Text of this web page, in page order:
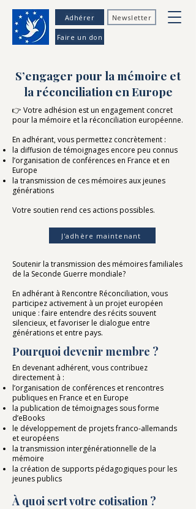
Newsletter
Adhérer
Faire un don
S’engager pour la mémoire et
la réconciliation en Europe
👉 Votre adhésion est un engagement concret
pour la mémoire et la réconciliation européenne.
En adhérant, vous permettez concrètement :
la diffusion de témoignages encore peu connus
l’organisation de conférences en France et en
Europe
la transmission de ces mémoires aux jeunes
générations
Votre soutien rend ces actions possibles.
J'adhère maintenant
​Soutenir la transmission des mémoires familiales
de la Seconde Guerre mondiale?
En adhérant à Rencontre Réconciliation, vous
participez activement à un projet européen
unique : faire entendre des récits souvent
silencieux, et favoriser le dialogue entre
générations et entre pays.
Pourquoi devenir membre ?
En devenant adhérent, vous contribuez
directement à :
l’organisation de conférences et rencontres
publiques en France et en Europe
la publication de témoignages sous forme
d’eBooks
le développement de projets franco-allemands
et européens
la transmission intergénérationnelle de la
mémoire
la création de supports pédagogiques pour les
jeunes publics
À quoi sert votre cotisation ?